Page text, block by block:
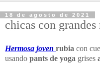
18 de agosto de 2021
chicas con
Hermosa joven rubia con
usando pants de yoga grises